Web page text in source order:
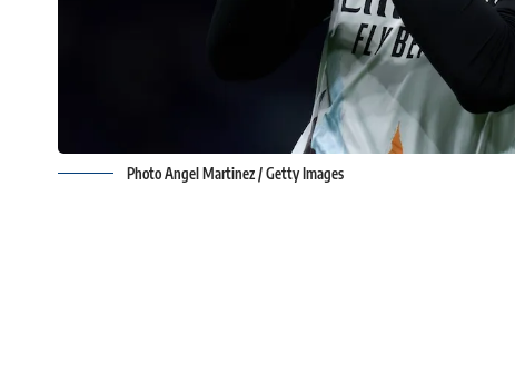
Photo Angel Martinez / Getty Images